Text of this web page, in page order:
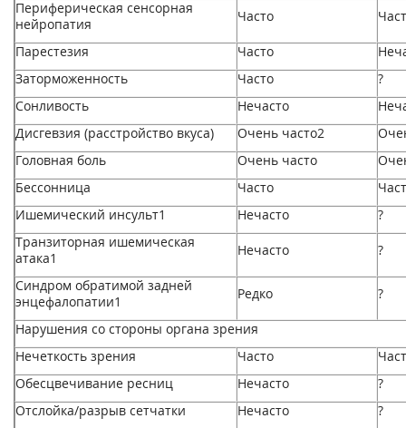
Периферическая сенсорная
нейропатия
Часто
Парестезия Часто
Заторможенность
Часто
?
Сонливость
Нечасто
Дисгевзия (расстройство вкуса)
Очень часто2
Головная боль
Очень часто
Бессонница
Часто
Ишемический инсульт1 Нечасто
?
Транзиторная ишемическая
атака1 Нечасто ?
Синдром обратимой задней
энцефалопатии1 Редко ?
Нарушения со стороны органа зрения
Нечеткость зрения
Часто
Обесцвечивание ресниц
Нечасто
?
Отслойка/разрыв сетчатки
Нечасто
?